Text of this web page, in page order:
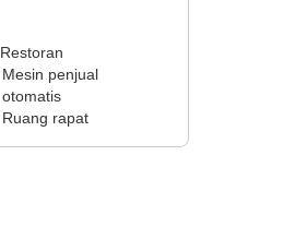
Restoran
Mesin penjual
otomatis
Ruang rapat